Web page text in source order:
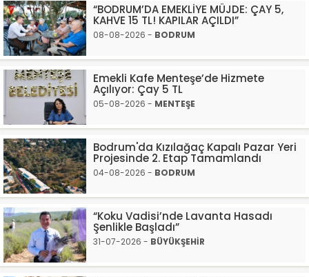
“BODRUM’DA EMEKLİYE MÜJDE: ÇAY 5,
KAHVE 15 TL! KAPILAR AÇILDI”
08-08-2026 - BODRUM
Emekli Kafe Menteşe’de Hizmete
Açılıyor: Çay 5 TL
05-08-2026 - MENTEŞE
Bodrum'da Kızılağaç Kapalı Pazar Yeri
Projesinde 2. Etap Tamamlandı
04-08-2026 - BODRUM
“Koku Vadisi’nde Lavanta Hasadı
Şenlikle Başladı”
31-07-2026 - BÜYÜKŞEHİR